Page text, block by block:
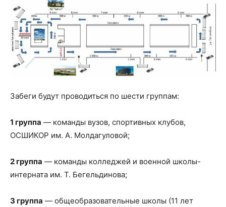
Забеги будут проводиться по шести группам:
1 группа — команды вузов, спортивных клубов,
ОСШИКОР им. А. Молдагуловой;
2 группа — команды колледжей и военной школы-
интерната им. Т. Бегельдинова;
3 группа — общеобразовательные школы (11 лет